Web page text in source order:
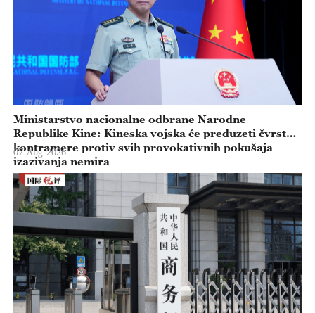
Ministarstvo nacionalne odbrane Narodne
Republike Kine: Kineska vojska će preduzeti čvrste
kontramere protiv svih provokativnih pokušaja
izazivanja nemira
07-Aug-2026